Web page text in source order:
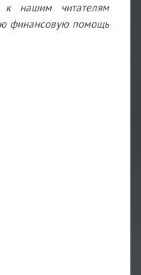
нашим читателям
финансовую помощь